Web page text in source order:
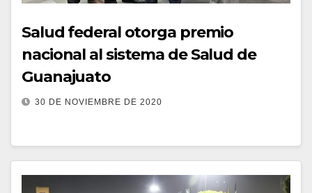
Salud federal otorga premio
nacional al sistema de Salud de
Guanajuato
30 DE NOVIEMBRE DE 2020